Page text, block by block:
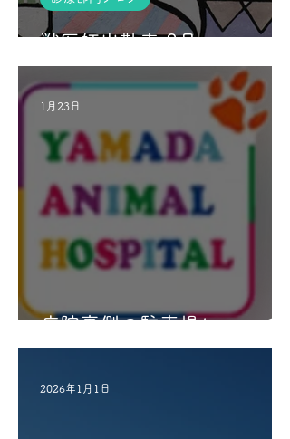
獣医師出勤表 8月
病院裏側の駐車場について
1月23日
2026年1月1日